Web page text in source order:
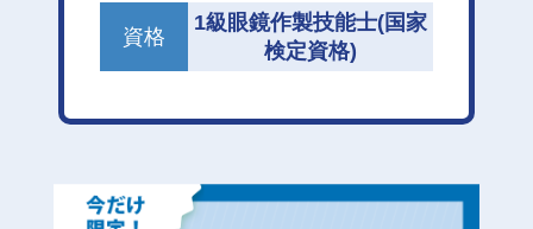
資格
1級眼鏡作製技能士(国家
検定資格)